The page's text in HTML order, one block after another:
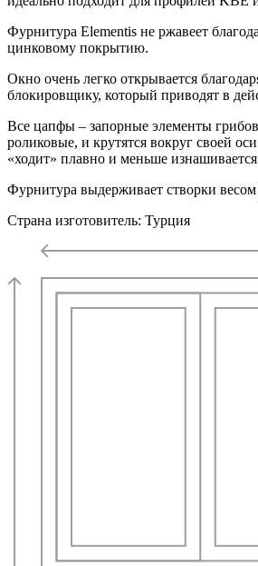
Фурнитура Elementis не ржавеет
цинковому покрытию.
Окно очень легко открывается
блокировщику, который приводят в
Все цапфы – запорные элементы
роликовые, и крутятся вокруг своей
«ходит» плавно и меньше
Фурнитура выдерживает створки
Страна изготовитель: Турция